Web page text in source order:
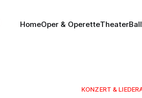
HomeOper & OperetteTheater
KONZERT &